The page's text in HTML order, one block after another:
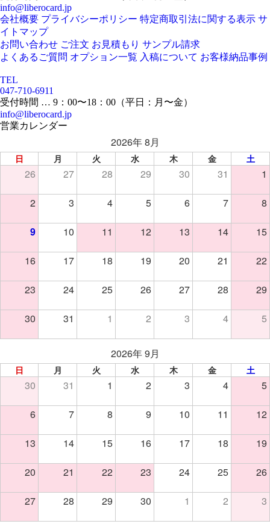
info@liberocard.jp
会社概要 プライバシーポリシー 特定商取引法に関する表示 サ
イトマップ
お問い合わせ ご注文 お見積もり サンプル請求
よくあるご質問 オプション一覧 入稿について お客様納品事例
TEL
047-710-6911
受付時間 … 9：00〜18：00（平日：月〜金）
info@liberocard.jp
営業カレンダー
2026年 8月
日 月 火 水 木 金 土
26 27 28 29 30 31 1
2 3 4 5 6 7 8
9 10 11 12 13 14 15
16 17 18 19 20 21 22
23 24 25 26 27 28 29
30 31 1 2 3 4 5
2026年 9月
日 月 火 水 木 金 土
30 31 1 2 3 4 5
6 7 8 9 10 11 12
13 14 15 16 17 18 19
20 21 22 23 24 25 26
27 28 29 30 1 2 3